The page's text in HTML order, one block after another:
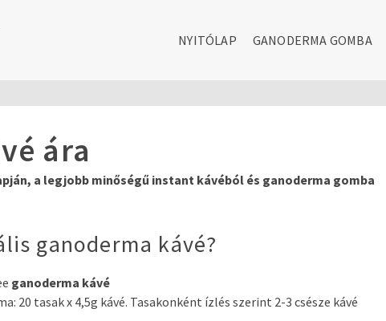
NYITÓLAP GANODERMA GOMBA
ára
a legjobb minőségű instant kávéból és ganoderma gomba
ganoderma kávé?
ganoderma kávé
20 tasak x 4,5g kávé. Tasakonként ízlés szerint 2-3 csésze kávé